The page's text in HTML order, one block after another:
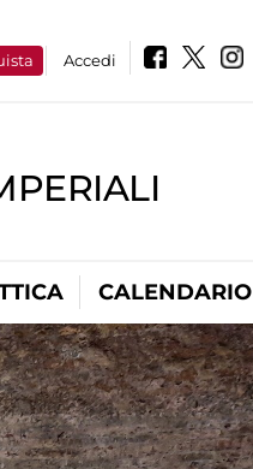
Accedi
CALENDARIO